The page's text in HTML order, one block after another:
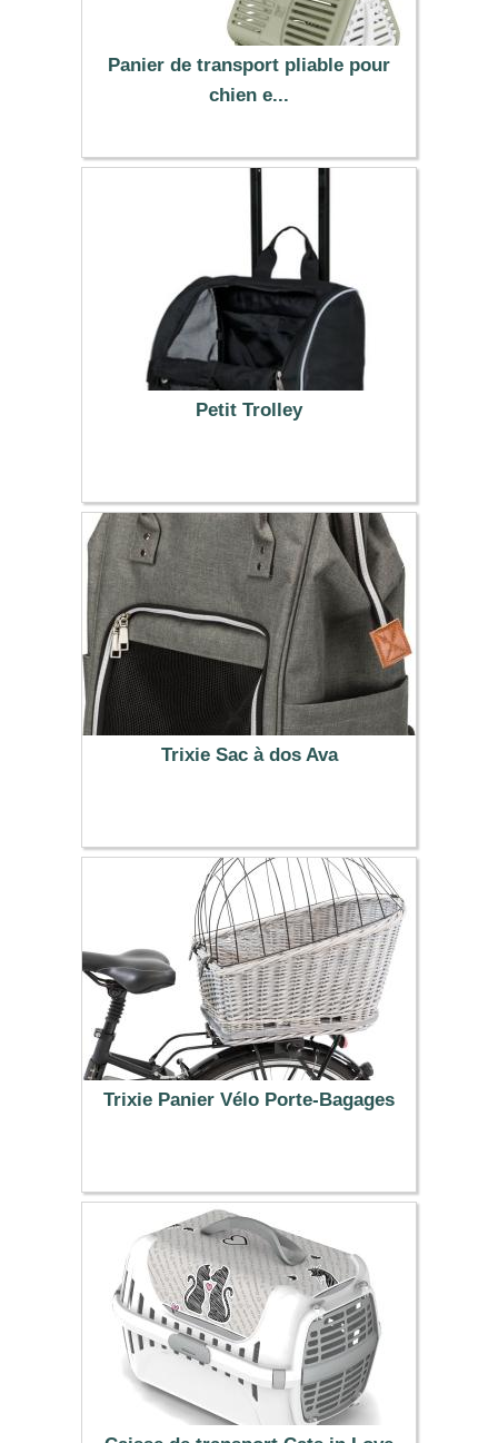
Panier de transport pliable pour
chien e...
28.95 €
Petit Trolley
49.99 €
Trixie Sac à dos Ava
36.99 €
Trixie Panier Vélo Porte-Bagages
56.99 €